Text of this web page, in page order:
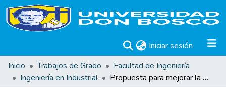
Iniciar sesión (current)
Inicio
Trabajos de Grado
Facultad de Ingeniería
Ingeniería en Industrial
Propuesta para mejorar la competitividad en la mediana empresa de la industria de la confecciona través de herramientas de calidad